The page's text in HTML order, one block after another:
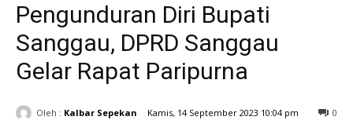
Pengunduran Diri Bupati
Sanggau, DPRD Sanggau
Gelar Rapat Paripurna
Oleh : Kalbar Sepekan Kamis, 14 September 2023 10:04 pm 0